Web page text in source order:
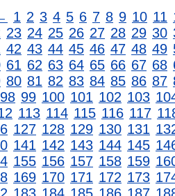
1 2 3 4 5 6 7 8 9 10 11
23 24 25 26 27 28 29 30
42 43 44 45 46 47 48 49
61 62 63 64 65 66 67 68
80 81 82 83 84 85 86 87
98 99 100 101 102 103
113 114 115 116 117
127 128 129 130 131
141 142 143 144 145
155 156 157 158 159
169 170 171 172 173